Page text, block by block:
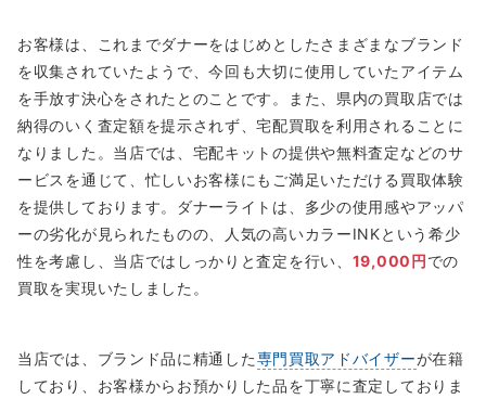
お客様は、これまでダナーをはじめとしたさまざまなブランド
を収集されていたようで、今回も大切に使用していたアイテム
を手放す決心をされたとのことです。また、県内の買取店では
納得のいく査定額を提示されず、宅配買取を利用されることに
なりました。当店では、宅配キットの提供や無料査定などのサ
ービスを通じて、忙しいお客様にもご満足いただける買取体験
を提供しております。ダナーライトは、多少の使用感やアッパ
ーの劣化が見られたものの、人気の高いカラーINKという希少
性を考慮し、当店ではしっかりと査定を行い、 19,000円での
買取を実現いたしました。
当店では、ブランド品に精通した専門買取アドバイザーが在籍
しており、お客様からお預かりした品を丁寧に査定しておりま